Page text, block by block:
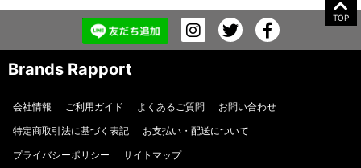
TOP
Brands Rapport
会社情報 ご利用ガイド よくあるご質問
お問い合わせ
特定商取引法に基づく表記
お支払い・配送について
プライバシーポリシー
サイトマップ